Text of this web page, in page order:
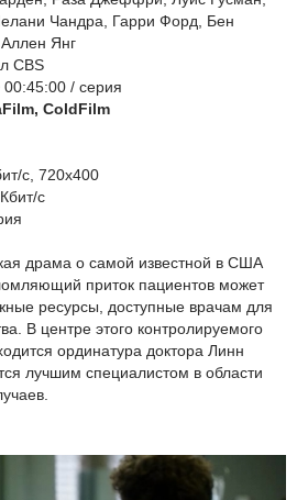
Чандра, Гарри Форд, Бен
Янг
CBS
00:45:00 / серия
ColdFilm
с, 720x400
с
драма о самой известной в США
приток пациентов может
ресурсы, доступные врачам для
В центре этого контролируемого
ординатура доктора Линн
лучшим специалистом в области